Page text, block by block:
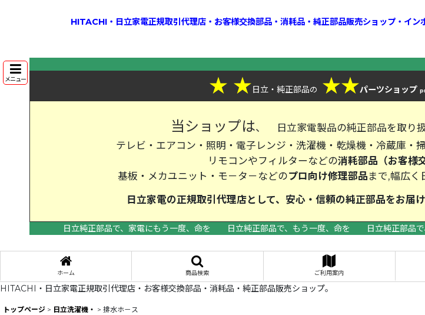
HITACHI・日立家電正規取引代理店・お客様交換部品・消耗品・純正部品販売ショップ・イ
メニュー ★ ★日立・純正部品の ★★パーツショップ
当ショップは、
日立家電製品の純正部品を取り
テレビ・エアコン・照明・電子レンジ・洗濯機・乾燥機・冷蔵庫・
リモコンやフィルターなどの消耗部品（お客様
基板・メカユニット・モ－タ－などのプロ向け修理部品 まで,幅広く
日立家電の正規取引代理店として、安心・信頼の純
日立純正部品で、家電にもう一度、命を
日立純正部品で、もう一度、命を 日立純正部品
ホーム 商品検索 ご利用案内
HITACHI・日立家電正規取引代理店・お客様交換部品・消耗品・純正部品販売ショップ。
トップページ > 日立洗濯機・ > 排水ホ－ス